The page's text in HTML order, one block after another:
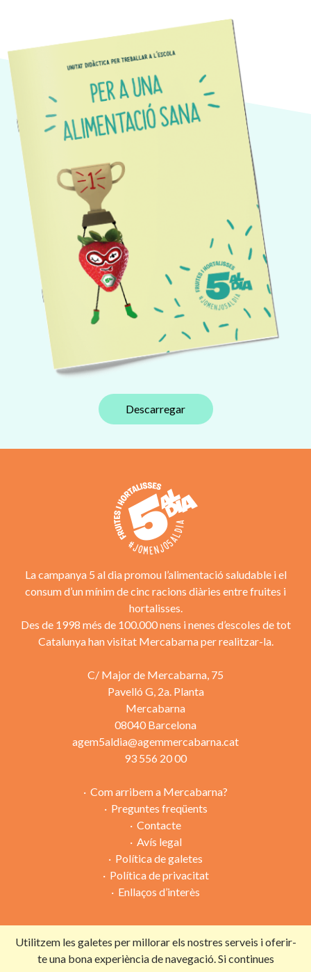
Descarregar
Utilitzem les galetes per millorar els nostres serveis i oferir-
te una bona experiència de navegació. Si continues
La campanya 5 al dia promou l’alimentació saludable i el
consum d’un mínim de cinc racions diàries entre fruites i
hortalisses.
Des de 1998 més de 100.000 nens i nenes d’escoles de tot
Catalunya han visitat Mercabarna per realitzar-la.
C/ Major de Mercabarna, 75
Pavelló G, 2a. Planta
Mercabarna
08040 Barcelona
agem5aldia@agemmercabarna.cat
93 556 20 00
Com arribem a Mercabarna?
Preguntes freqüents
Contacte
Avís legal
Política de galetes
Política de privacitat
Enllaços d’interès
Campanya organitzada per: